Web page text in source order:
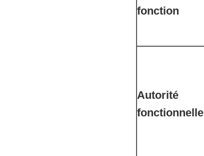
fonction
Autorité
fonctionnelle